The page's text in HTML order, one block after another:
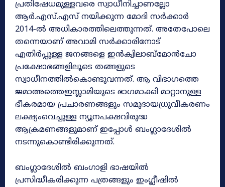
പ്രതിഷേധമുള്ളവരെ സ്വാധീനിച്ചാണല്ലോ
ആർ.എസ്.എസ് നയിക്കുന്ന മോദി സർക്കാർ
2014-ൽ അധികാരത്തിലെത്തുന്നത്. അതേപോലെ
തന്നെയാണ് അവാമി സർക്കാരിനോട്
എതിർപ്പുള്ള ജനങ്ങളെ ഇൻക്വിലാബ്‌മോൻചോ
പ്രക്ഷോഭങ്ങളിലൂടെ തങ്ങളുടെ
സ്വാധീനത്തിൽകൊണ്ടുവന്നത്. ആ വിഭാഗത്തെ
ജമാഅത്തെഇസ്ലാമിയുടെ ഭാഗമാക്കി മാറ്റാനുള്ള
ഭീകരമായ പ്രചാരണങ്ങളും സമുദായധ്രുവീകരണം
ലക്ഷ്യംവെച്ചുള്ള ന്യൂനപക്ഷവിരുദ്ധ
ആക്രമണങ്ങളുമാണ് ഇപ്പോൾ ബംഗ്ലാദേശിൽ
നടന്നുകൊണ്ടിരിക്കുന്നത്.
ബംഗ്ലാദേശിൽ ബംഗാളി ഭാഷയിൽ
പ്രസിദ്ധീകരിക്കുന്ന പത്രങ്ങളും ഇംഗ്ലീഷിൽ